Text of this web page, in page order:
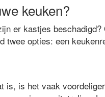
keuken?
er kastjes
twee opties: een
is, is het vaak